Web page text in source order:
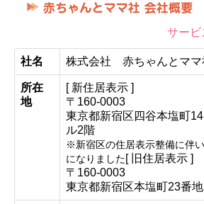
サービ
社名 株式会社 赤ちゃんとママ
所在
地
[ 新住居表示 ]
〒160-0003
東京都新宿区四谷本塩町
ル2階
※新宿区の住居表示整備に伴
になりました[ 旧住居表示 ]
〒160-0003
東京都新宿区本塩町23番